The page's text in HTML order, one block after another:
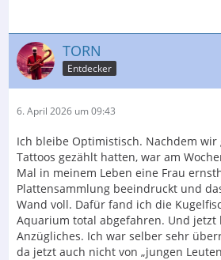
TORN
Entdecker
6. April 2026 um 09:43
Ich bleibe Optimistisch. Nachdem wir
Tattoos gezählt hatten, war am
Mal in meinem Leben eine Frau
Plattensammlung beeindruckt und
Wand voll. Dafür fand ich die
Aquarium total abgefahren. Und jetzt
Anzügliches. Ich war selber sehr
da jetzt auch nicht von „jungen